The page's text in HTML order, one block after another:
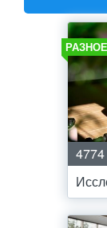
РАЗНОЕ
4774